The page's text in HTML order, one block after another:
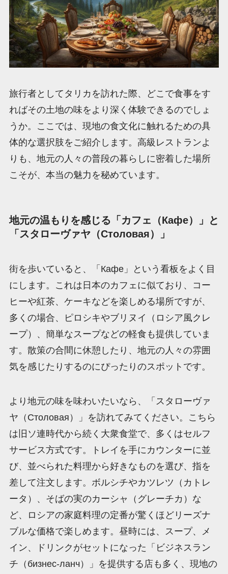
旅行者としてタリカを訪れた際、どこで食事をす
ればその土地の味をより深く体験できるのでしょ
うか。ここでは、現地の食文化に触れるための具
体的な選択肢をご紹介します。高級レストランよ
りも、地元の人々の普段の暮らしに密着した場所
こそが、本当の魅力を秘めています。
地元の温もりを感じる「カフェ（Кафе）」と
「スタローヴァヤ（Столовая）」
街を歩いていると、「Кафе」という看板をよく目
にします。これは日本のカフェに似ており、コー
ヒーや紅茶、ケーキなどを楽しめる場所ですが、
多くの場合、ピロシキやブリヌイ（ロシア風クレ
ープ）、簡単なスープなどの軽食も提供していま
す。散策の合間に休憩したり、地元の人々の雰囲
気を感じたりするのにぴったりのスポットです。
より地元の味を味わいたいなら、「スタローヴァ
ヤ（Столовая）」を訪れてみてください。こちら
は旧ソ連時代から続く大衆食堂で、多くはセルフ
サービス方式です。トレイを手にカウンターに並
び、並べられた料理から好きなものを選び、指を
差して注文します。ボルシチやカツレツ（カトレ
ータ）、そばの実のカーシャ（グレーチカ）な
ど、ロシアの家庭料理の定番が驚くほどリーズナ
ブルな価格で楽しめます。昼時には、スープ、メ
イン、ドリンクがセットになった「ビジネスラン
チ（бизнес-ланч）」を提供する店も多く、現地の